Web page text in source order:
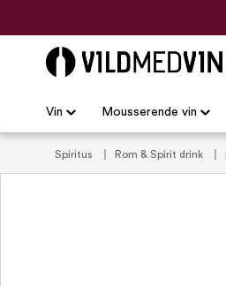
Vin Mousserende vin
Spiritus Rom & Spirit drink